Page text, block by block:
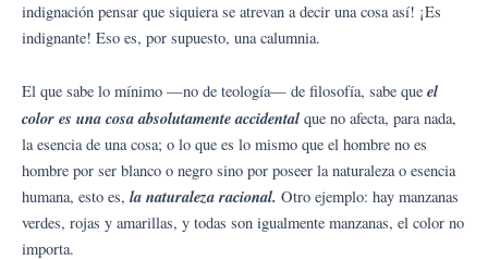
indignación pensar que siquiera se atrevan a decir una cosa así! ¡Es
indignante! Eso es, por supuesto, una calumnia.
El que sabe lo mínimo —no de teología— de filosofía, sabe que el
color es una cosa absolutamente accidental que no afecta, para nada,
la esencia de una cosa; o lo que es lo mismo que el hombre no es
hombre por ser blanco o negro sino por poseer la naturaleza o esencia
humana, esto es, la naturaleza racional. Otro ejemplo: hay manzanas
verdes, rojas y amarillas, y todas son igualmente manzanas, el color no
importa.